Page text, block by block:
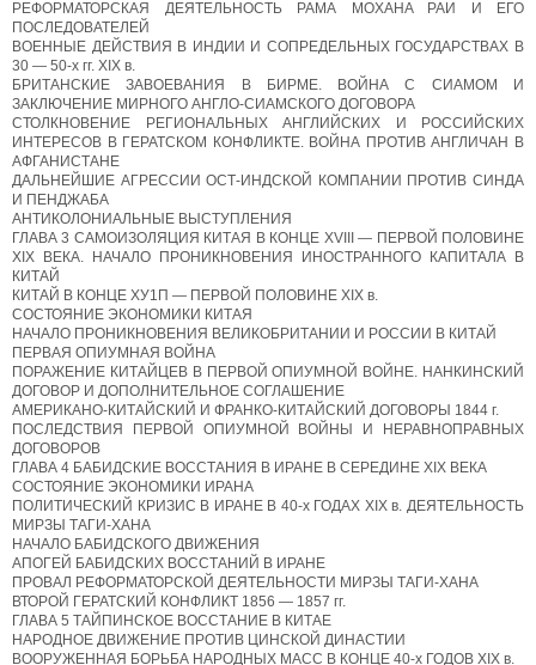
РЕФОРМАТОРСКАЯ ДЕЯТЕЛЬНОСТЬ РАМА MOXAHA РАИ И ЕГО
ПОСЛЕДОВАТЕЛЕЙ
ВОЕННЫЕ ДЕЙСТВИЯ В ИНДИИ И СОПРЕДЕЛЬНЫХ ГОСУДАРСТВАХ В
30 — 50-х гг. XIX в.
БРИТАНСКИЕ ЗАВОЕВАНИЯ В БИРМЕ. ВОЙНА С СИАМОМ И
ЗАКЛЮЧЕНИЕ МИРНОГО АНГЛО-СИАМСКОГО ДОГОВОРА
СТОЛКНОВЕНИЕ РЕГИОНАЛЬНЫХ АНГЛИЙСКИХ И РОССИЙСКИХ
ИНТЕРЕСОВ В ГЕРАТСКОМ КОНФЛИКТЕ. ВОЙНА ПРОТИВ АНГЛИЧАН В
АФГАНИСТАНЕ
ДАЛЬНЕЙШИЕ АГРЕССИИ ОСТ-ИНДСКОЙ КОМПАНИИ ПРОТИВ СИНДА
И ПЕНДЖАБА
АНТИКОЛОНИАЛЬНЫЕ ВЫСТУПЛЕНИЯ
ГЛАВА 3 САМОИЗОЛЯЦИЯ КИТАЯ В КОНЦЕ XVIII — ПЕРВОЙ ПОЛОВИНЕ
XIX ВЕКА. НАЧАЛО ПРОНИКНОВЕНИЯ ИНОСТРАННОГО КАПИТАЛА В
КИТАЙ
КИТАЙ В КОНЦЕ ХУ1П — ПЕРВОЙ ПОЛОВИНЕ XIX в.
СОСТОЯНИЕ ЭКОНОМИКИ КИТАЯ
НАЧАЛО ПРОНИКНОВЕНИЯ ВЕЛИКОБРИТАНИИ И РОССИИ В КИТАЙ
ПЕРВАЯ ОПИУМНАЯ ВОЙНА
ПОРАЖЕНИЕ КИТАЙЦЕВ В ПЕРВОЙ ОПИУМНОЙ ВОЙНЕ. НАНКИНСКИЙ
ДОГОВОР И ДОПОЛНИТЕЛЬНОЕ СОГЛАШЕНИЕ
АМЕРИКАНО-КИТАЙСКИЙ И ФРАНКО-КИТАЙСКИЙ ДОГОВОРЫ 1844 г.
ПОСЛЕДСТВИЯ ПЕРВОЙ ОПИУМНОЙ ВОЙНЫ И НЕРАВНОПРАВНЫХ
ДОГОВОРОВ
ГЛАВА 4 БАБИДСКИЕ ВОССТАНИЯ В ИРАНЕ В СЕРЕДИНЕ XIX ВЕКА
СОСТОЯНИЕ ЭКОНОМИКИ ИРАНА
ПОЛИТИЧЕСКИЙ КРИЗИС В ИРАНЕ В 40-х ГОДАХ XIX в. ДЕЯТЕЛЬНОСТЬ
МИРЗЫ ТАГИ-ХАНА
НАЧАЛО БАБИДСКОГО ДВИЖЕНИЯ
АПОГЕЙ БАБИДСКИХ ВОССТАНИЙ В ИРАНЕ
ПРОВАЛ РЕФОРМАТОРСКОЙ ДЕЯТЕЛЬНОСТИ МИРЗЫ ТАГИ-ХАНА
ВТОРОЙ ГЕРАТСКИЙ КОНФЛИКТ 1856 — 1857 гг.
ГЛАВА 5 ТАЙПИНСКОЕ ВОССТАНИЕ В КИТАЕ
НАРОДНОЕ ДВИЖЕНИЕ ПРОТИВ ЦИНСКОЙ ДИНАСТИИ
ВООРУЖЕННАЯ БОРЬБА НАРОДНЫХ МАСС В КОНЦЕ 40-х ГОДОВ XIX в.